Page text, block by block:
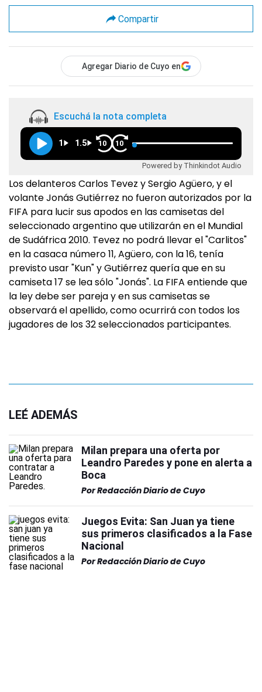
Compartir
Agregar Diario de Cuyo en
Escuchá la nota completa
1 1.5 10 10
Powered by Thinkindot Audio
Los delanteros Carlos Tevez y Sergio Agüero, y el
volante Jonás Gutiérrez no fueron autorizados por la
FIFA para lucir sus apodos en las camisetas del
seleccionado argentino que utilizarán en el Mundial
de Sudáfrica 2010. Tevez no podrá llevar el "Carlitos"
en la casaca número 11, Agüero, con la 16, tenía
previsto usar "Kun" y Gutiérrez quería que en su
camiseta 17 se lea sólo "Jonás". La FIFA entiende que
la ley debe ser pareja y en sus camisetas se
observará el apellido, como ocurrirá con todos los
jugadores de los 32 seleccionados participantes.
LEÉ ADEMÁS
Milan prepara una oferta por
Leandro Paredes y pone en alerta a
Boca
PorRedacción Diario de Cuyo
Juegos Evita: San Juan ya tiene
sus primeros clasificados a la Fase
Nacional
PorRedacción Diario de Cuyo